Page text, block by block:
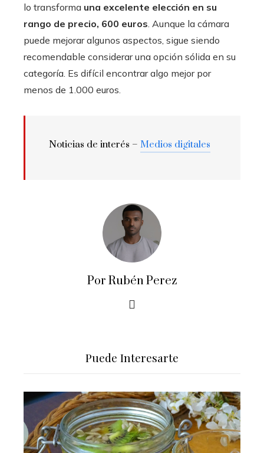
lo transforma una excelente elección en su
rango de precio, 600 euros . Aunque la cámara
puede mejorar algunos aspectos, sigue siendo
recomendable considerar una opción sólida en su
categoría. Es difícil encontrar algo mejor por
menos de 1.000 euros.
Noticias de interés – Medios digitales
Por Rubén Perez
Puede Interesarte